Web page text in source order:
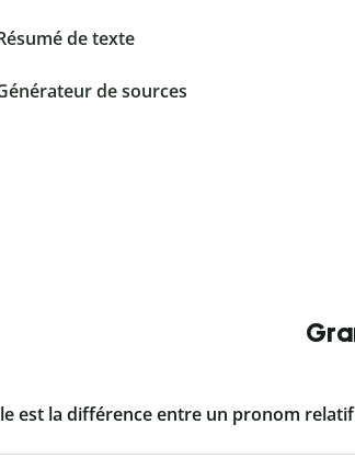
de texte
de sources
est la différence entre un pronom